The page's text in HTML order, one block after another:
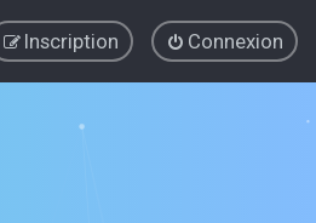
Connexion
Inscription